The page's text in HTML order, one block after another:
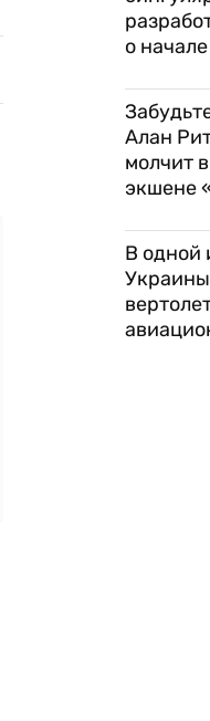
о
Алан
молчит
экшене
В одной